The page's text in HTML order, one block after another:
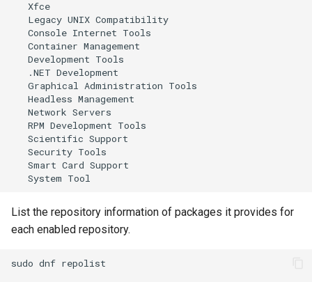
Legacy UNIX
Console Internet
Container
Development
.NET
Graphical
Administration
Headless
Network
RPM Development
Scientific
Security
Smart Card
System
List the repository information of packages it provides for
each enabled repository.
sudo dnf repolist